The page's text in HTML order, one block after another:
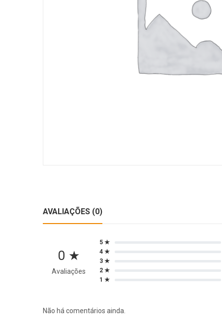
AVALIAÇÕES (0)
0 ★
Avaliações
5 ★
4 ★
3 ★
2 ★
1 ★
Não há comentários ainda.